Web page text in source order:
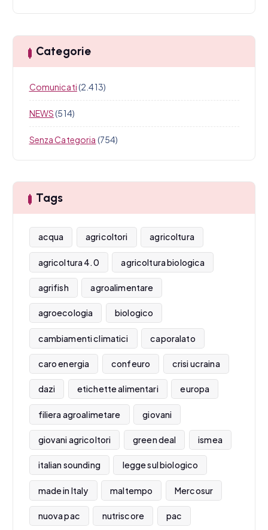
Categorie
Comunicati(2.413)
NEWS(514)
Senza Categoria (754)
Tags
acqua agricoltori agricoltura
agricoltura 4.0 agricoltura biologica
agrifish agroalimentare
agroecologia biologico
cambiamenti climatici caporalato
caro energia confeuro crisi ucraina
dazi etichette alimentari europa
filiera agroalimetare giovani
giovani agricoltori green deal ismea
italian sounding legge sul biologico
made in Italy maltempo Mercosur
nuova pac nutriscore pac